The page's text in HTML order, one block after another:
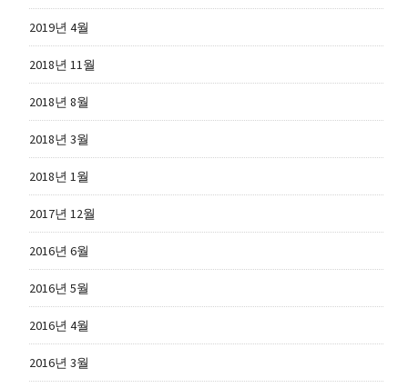
2019년 4월
2018년 11월
2018년 8월
2018년 3월
2018년 1월
2017년 12월
2016년 6월
2016년 5월
2016년 4월
2016년 3월